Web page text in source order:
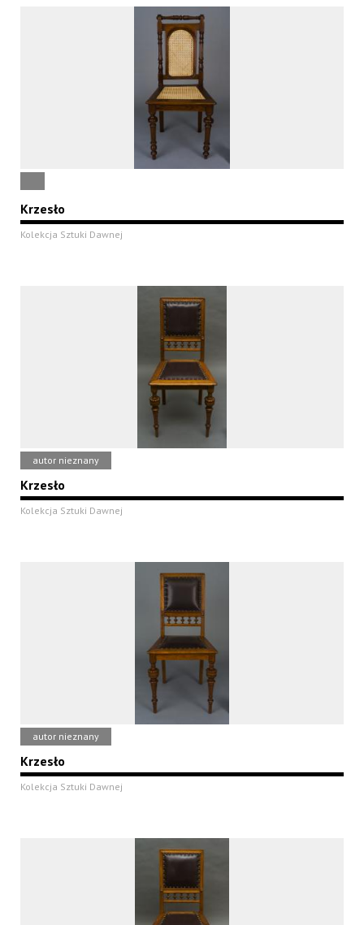
Krzesło
Kolekcja Sztuki Dawnej
autor nieznany
Krzesło
Kolekcja Sztuki Dawnej
autor nieznany
Krzesło
Kolekcja Sztuki Dawnej